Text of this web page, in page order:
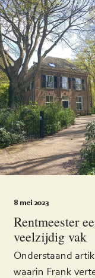
8 mei 2023
Rentmeester
veelzijdig vak
Onderstaand
waarin Frank